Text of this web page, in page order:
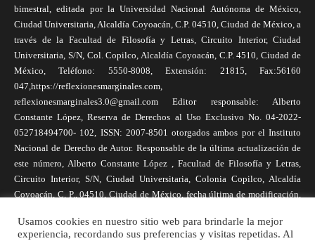
bimestral, editada por la Universidad Nacional Autónoma de México,
Ciudad Universitaria, Alcaldía Coyoacán, C.P. 04510, Ciudad de México, a
través de la Facultad de Filosofía y Letras, Circuito Interior, Ciudad
Universitaria, S/N, Col. Copilco, Alcaldía Coyoacán, C.P. 4510, Ciudad de
México, Teléfono: 5550-8008, Extensión: 21815, Fax:56160
047,https://reflexionesmarginales.com,
reflexionesmarginales3.0@gmail.com Editor responsable: Alberto
Constante López, Reserva de Derechos al Uso Exclusivo No. 04-2022-
052718494700- 102, ISSN: 2007-8501 otorgados ambos por el Instituto
Nacional de Derecho de Autor. Responsable de la última actualización de
este número, Alberto Constante López , Facultad de Filosofía y Letras,
Circuito Interior, S/N, Ciudad Universitaria, Colonia Copilco, Alcaldía
Coyoacán, C. P., 04510, Ciudad de México, fecha última de modificación,
necesariamente reflejan la postura de la revista, ni de Universidad Nacional
Usamos cookies en nuestro sitio web para brindarle la mejor
experiencia, recordando sus preferencias y visitas repetidas. Al